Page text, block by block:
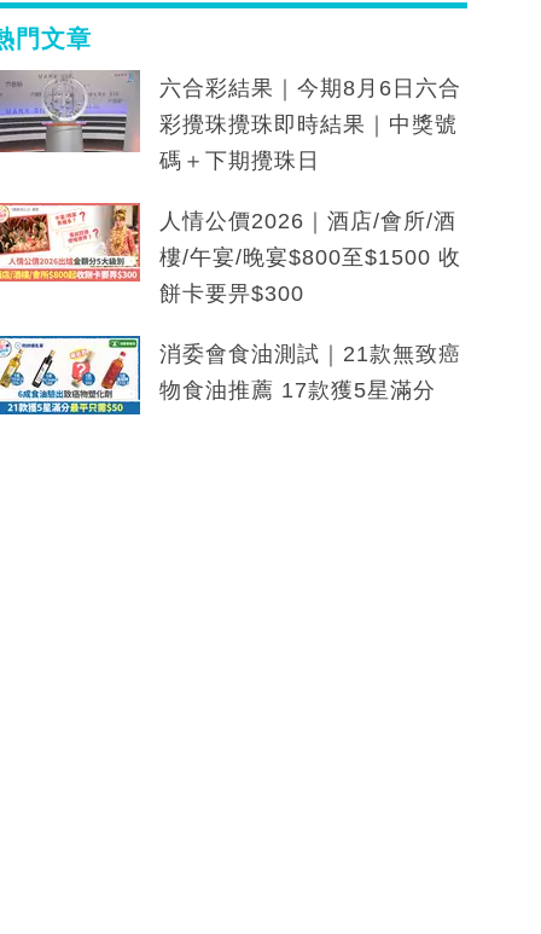
門文章
六合彩結果｜今期8月6日六合
彩攪珠攪珠即時結果｜中獎號
碼＋下期攪珠日
人情公價2026｜酒店/會所/酒
樓/午宴/晚宴$800至$1500 收
餅卡要畀$300
消委會食油測試｜21款無致癌
物食油推薦 17款獲5星滿分